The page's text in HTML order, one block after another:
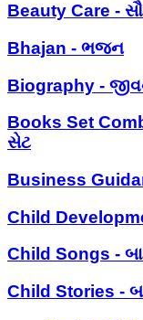
Beauty Care -
Bhajan - ભજન
Biography -
Books Set
સેટ
Business
Child
Child Songs -
Child Stories -